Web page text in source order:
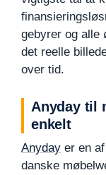
gebyrer og alle
det reelle
over tid.
Anyday til
enkelt
Anyday er en
danske